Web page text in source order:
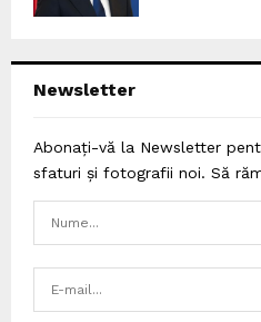
Newsletter
Abonați-vă la Newsletter
sfaturi și fotografii noi. Să